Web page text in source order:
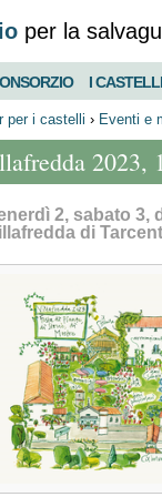
per la
I CASTELLI
per i castelli › Eventi e
2023,
2, sabato 3,
di